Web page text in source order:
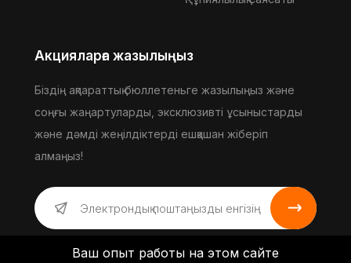
Акцияларға жазылыңыз
Біздің ақпараттық бюллетеньге жазылыңыз және
соңғы жаңартуларды, эксклюзивті ұсыныстарды
және дәмді жеңілдіктерді ешқашан жіберіп
алмаңыз!
Ваш опыт работы на этом сайте